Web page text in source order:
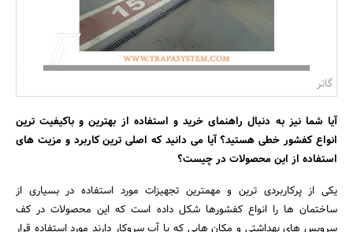
گاتر
آیا شما نیز به دنبال راهنمای خرید و استفاده از بهترین و باکیفیت ترین
انواع کفشور خطی هستید؟ آیا می دانید که اصلی ترین کاربرد و مزیت های
استفاده از این محصولات در چیست؟
یکی از پرکاربردی ترین و مهمترین تجهیزات مورد استفاده در بسیاری از
ساختمان ها را انواع کفشورها شکل داده است که این محصولات در کف